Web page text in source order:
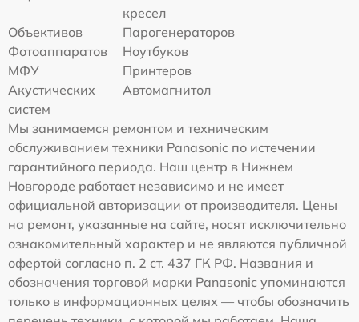
кресел
Объективов
Парогенераторов
Фотоаппаратов
Ноутбуков
МФУ
Принтеров
Акустических
систем
Автомагнитол
Мы занимаемся ремонтом и техническим
обслуживанием техники Panasonic по истечении
гарантийного периода. Наш центр в Нижнем
Новгороде работает независимо и не имеет
официальной авторизации от производителя. Цены
на ремонт, указанные на сайте, носят исключительно
ознакомительный характер и не являются публичной
офертой согласно п. 2 ст. 437 ГК РФ. Названия и
обозначения торговой марки Panasonic упоминаются
только в информационных целях — чтобы обозначить